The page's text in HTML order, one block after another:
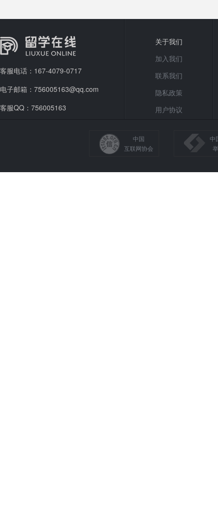
客服电话：167-4079-0717
电子邮箱：756005163@qq.com
客服QQ：756005163
关于我们
加入我们
联系我们
隐私政策
用户协议
中国
互联网协会
中